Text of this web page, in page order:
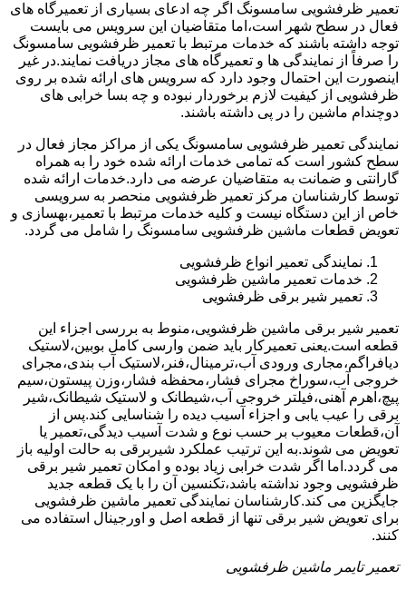
تعمیر ظرفشویی سامسونگ اگر چه ادعای بسیاری از تعمیرگاه های
فعال در سطح شهر است،اما متقاضیان این سرویس می بایست
توجه داشته باشند که خدمات مرتبط با تعمیر ظرفشویی سامسونگ
را صرفاً از نمایندگی ها و تعمیرگاه های مجاز دریافت نمایند.در غیر
اینصورت این احتمال وجود دارد که سرویس های ارائه شده بر روی
ظرفشویی از کیفیت لازم برخوردار نبوده و چه بسا خرابی های
دوچندام ماشین را در پی داشته باشند.
نمایندگی تعمیر ظرفشویی سامسونگ یکی از مراکز مجاز فعال در
سطح کشور است که تمامی خدمات ارائه شده خود را به همراه
گارانتی و ضمانت به متقاضیان عرضه می دارد.خدمات ارائه شده
توسط کارشناسان مرکز تعمیر ظرفشویی منحصر به سرویسی
خاص از این دستگاه نیست و کلیه خدمات مرتبط با تعمیر،بهسازی و
تعویض قطعات ماشین ظرفشویی سامسونگ را شامل می گردد.
نمایندگی تعمیر انواع ظرفشویی
خدمات تعمیر ماشین ظرفشویی
تعمیر شیر برقی ظرفشویی
تعمیر شیر برقی ماشین ظرفشویی،منوط به بررسی اجزاء این
قطعه است.یعنی تعمیرکار باید ضمن وارسی کامل بوبین،لاستیک
دیافراگم،مجاری ورودی آب،ترمینال،فنر،لاستیک آب بندی،مجرای
خروجی آب،سوراخ مجرای فشار،محفظه فشار،وزن پیستون،سیم
پیچ،اهرم آهنی،فیلتر خروجی آب،شیطانک و لاستیک شیطانک،شیر
برقی را عیب یابی و اجزاء آسیب دیده را شناسایی کند.پس از
آن،قطعات معیوب بر حسب نوع و شدت آسیب دیدگی،تعمیر یا
تعویض می شوند.به این ترتیب عملکرد شیربرقی به حالت اولیه باز
می گردد.اما اگر شدت خرابی زیاد بوده و امکان تعمیر شیر برقی
ظرفشویی وجود نداشته باشد،تکنسین آن را با یک قطعه جدید
جایگزین می کند.کارشناسان نمایندگی تعمیر ماشین ظرفشویی
برای تعویض شیر برقی تنها از قطعه اصل و اورجینال استفاده می
کنند.
تعمیر تایمر ماشین ظرفشویی